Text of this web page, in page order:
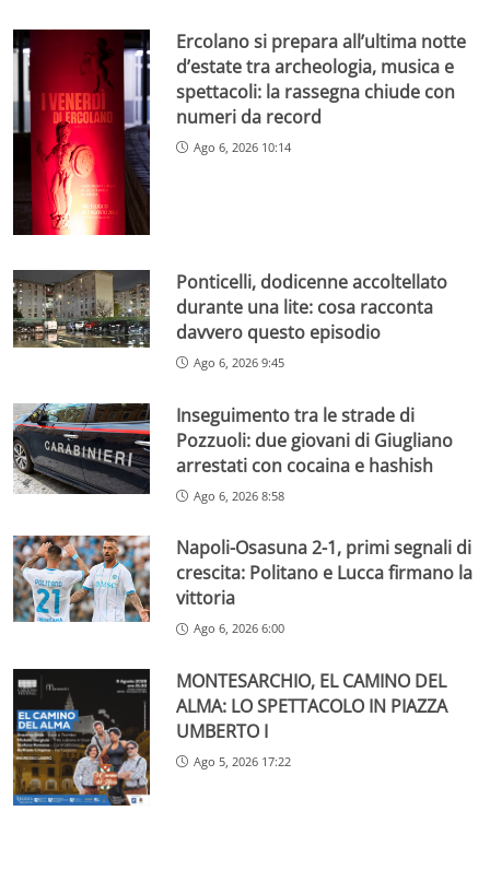
Ercolano si prepara all’ultima notte
d’estate tra archeologia, musica e
spettacoli: la rassegna chiude con
numeri da record
Ago 6, 2026 10:14
Ponticelli, dodicenne accoltellato
durante una lite: cosa racconta
davvero questo episodio
Ago 6, 2026 9:45
Inseguimento tra le strade di
Pozzuoli: due giovani di Giugliano
arrestati con cocaina e hashish
Ago 6, 2026 8:58
Napoli-Osasuna 2-1, primi segnali di
crescita: Politano e Lucca firmano la
vittoria
Ago 6, 2026 6:00
MONTESARCHIO, EL CAMINO DEL
ALMA: LO SPETTACOLO IN PIAZZA
UMBERTO I
Ago 5, 2026 17:22